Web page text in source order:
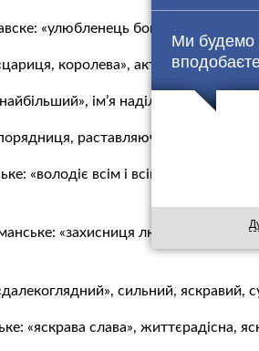
Ми будемо
«улюбленець богів», сильний
королева», активна,
ім’я наділяє силою
раставляюча правила»,
«володіє всім і всіма»,
«захисниця людей», добра,
сильний, яскравий,
«яскрава слава», життєрадісна,